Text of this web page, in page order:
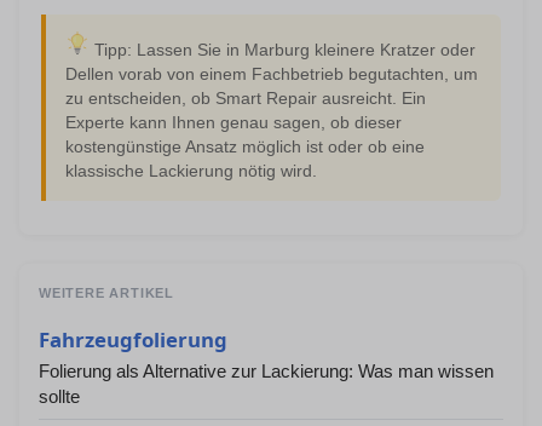
Tipp: Lassen Sie in Marburg kleinere Kratzer oder
Dellen vorab von einem Fachbetrieb begutachten, um
zu entscheiden, ob Smart Repair ausreicht. Ein
Experte kann Ihnen genau sagen, ob dieser
kostengünstige Ansatz möglich ist oder ob eine
klassische Lackierung nötig wird.
WEITERE ARTIKEL
Fahrzeugfolierung
Folierung als Alternative zur Lackierung: Was man wissen
sollte